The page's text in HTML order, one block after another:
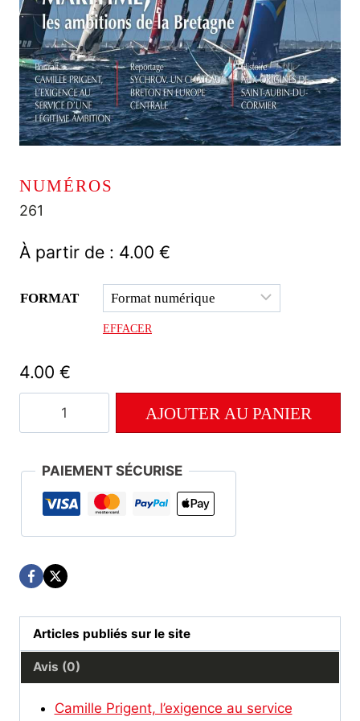
NUMÉROS
261
À partir de : 4.00 €
FORMAT
EFFACER
4.00 €
AJOUTER AU PANIER
PAIEMENT SÉCURISE
Articles publiés sur le site
Avis (0)
Camille Prigent, l’exigence au service